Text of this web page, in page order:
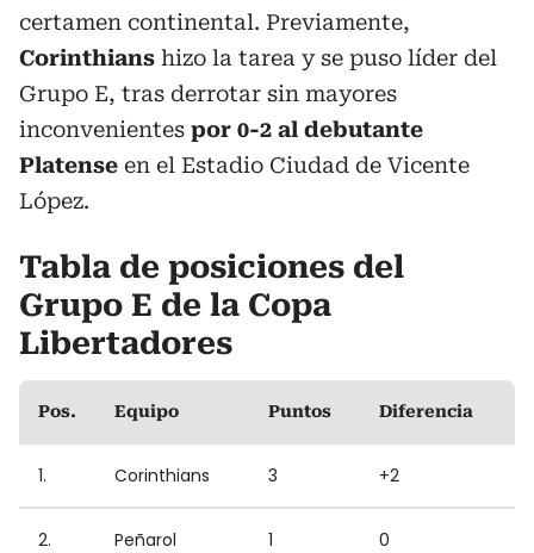
certamen continental. Previamente,
Corinthians hizo la tarea y se puso líder del
Grupo E, tras derrotar sin mayores
inconvenientes por 0-2 al debutante
Platense en el Estadio Ciudad de Vicente
López.
Tabla de posiciones del
Grupo E de la Copa
Libertadores
Pos. Equipo Puntos Diferencia
1. Corinthians 3 +2
2. Peñarol 1 0